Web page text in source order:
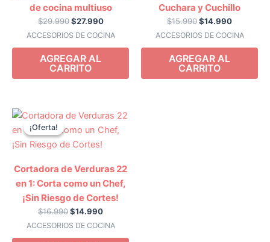
ACCESORIOS DE COCINA
de cocina multiuso
$29.990 $27.990
AGREGAR AL
CARRITO
ACCESORIOS DE COCINA
Cuchara y Cuchillo
$15.990$14.990
AGREGAR AL
CARRITO
¡Oferta!
¡Oferta!
ACCESORIOS DE COCINA
Cortadora de Verduras 22
en 1: Corta como un Chef,
¡Sin Riesgo de Cortes!
$16.990
El
original
era:
$14.990
El
actual